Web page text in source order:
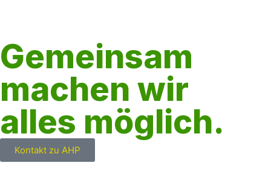
Gemeinsam
machen wir
alles möglich.
Kontakt zu AHP